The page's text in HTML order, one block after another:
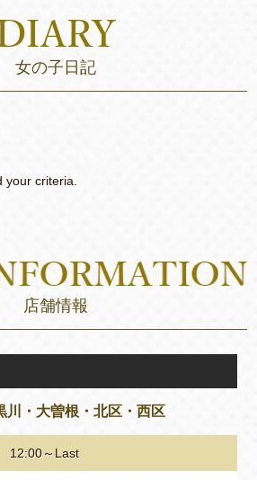
女の子日記
your criteria.
店舗情報
川・大曽根・北区・西区
12:00～Last